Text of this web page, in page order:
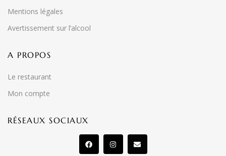
Mentions légales
Avertissement sur l’alcool
A PROPOS
Le restaurant
Mon compte
RÉSEAUX SOCIAUX